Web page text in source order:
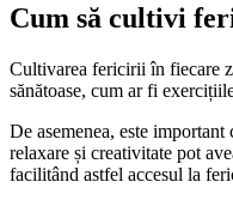
Cum să cultivi
Cultivarea fericirii în fiecare
sănătoase, cum ar fi
De asemenea, este
relaxare și creativitate pot
facilitând astfel accesul la